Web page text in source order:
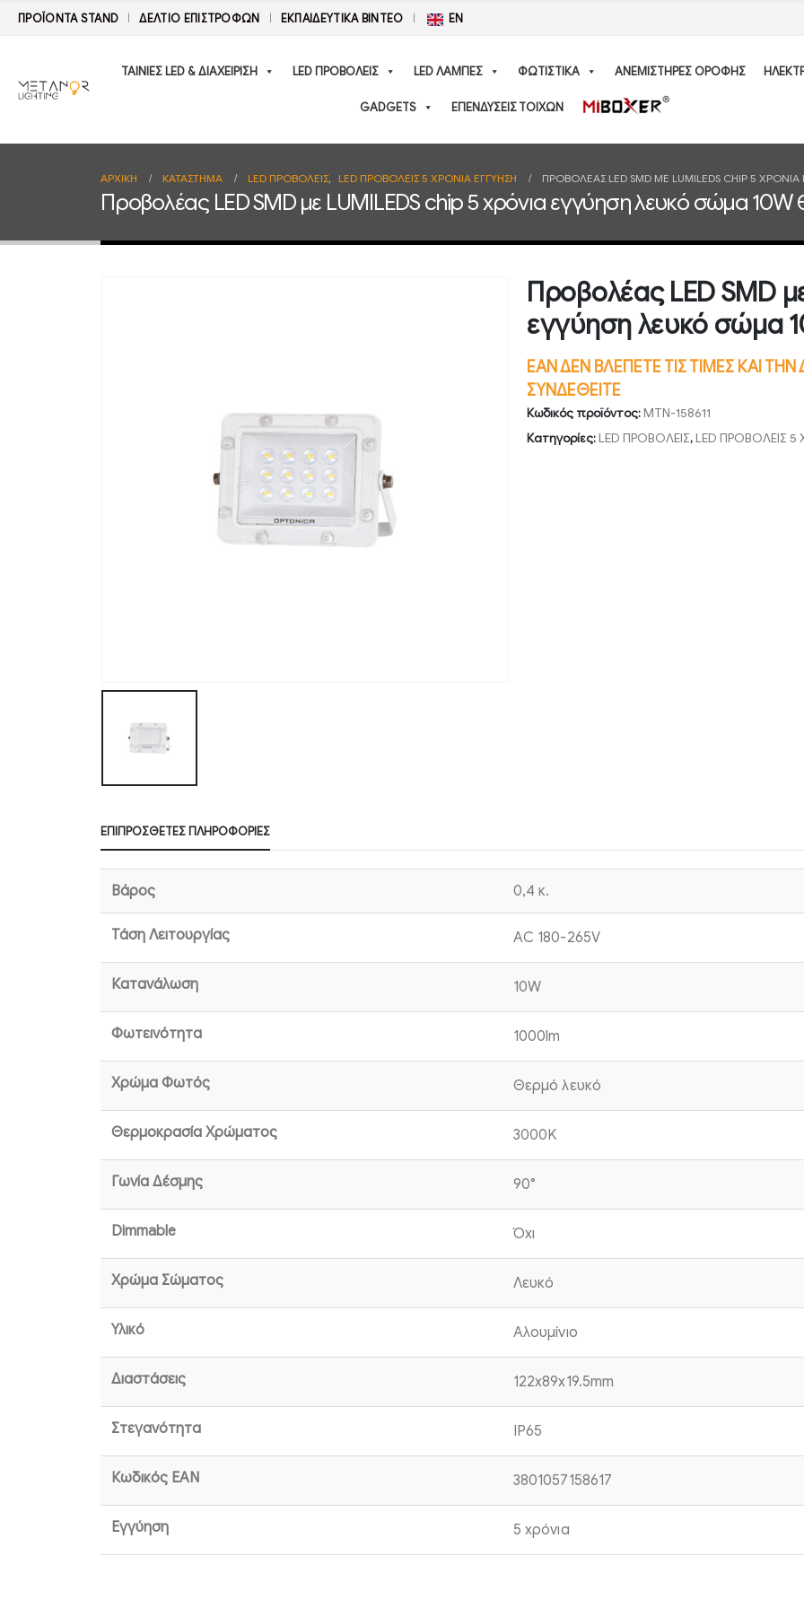
ΠΡΟΪΟΝΤΑ STAND ΔΕΛΤΊΟ ΕΠΙΣΤΡΟΦΏΝ ΕΚΠΑΙΔΕΥΤΙΚΑ ΒΙΝΤΕΟ EN
ΤΑΙΝΙΕΣ LED & ΔΙΑΧΕΙΡΙΣΗ LED ΠΡΟΒΟΛΕΙΣ LED ΛΑΜΠΕΣ ΦΩΤΙΣΤΙΚΑ ΑΝΕΜΙΣΤΗΡΕΣ ΟΡΟΦΗΣ
GADGETS ΕΠΕΝΔΥΣΕΙΣ ΤΟΙΧΩΝ
ΑΡΧΙΚΉ ΚΑΤΆΣΤΗΜΑ LED ΠΡΟΒΟΛΕΙΣ, LED ΠΡΟΒΟΛΕΙΣ 5 ΧΡΟΝΙΑ ΕΓΓΥΗΣΗ ΠΡΟΒΟΛΈΑΣ LED SMD ΜΕ LUMILEDS CHIP 5
Προβολέας LED SMD με LUMILEDS chip 5 χρόνια εγγύηση λευκό σώμα
Προβολέας LED SMD
εγγύηση λευκό σώμα
ΕΑΝ ΔΕΝ ΒΛΕΠΕΤΕ ΤΙΣ ΤΙΜΕΣ ΚΑΙ
ΣΥΝΔΕΘΕΙΤΕ
Κωδικός προϊόντος:MTN-158611
Κατηγορίες:LED ΠΡΟΒΟΛΕΙΣ,LED ΠΡΟΒΟΛΕΙΣ 5
ΕΠΙΠΡΌΣΘΕΤΕΣ ΠΛΗΡΟΦΟΡΊΕΣ
Βάρος 0,4 κ.
Τάση Λειτουργίας AC 180-265V
Κατανάλωση 10W
Φωτεινότητα 1000lm
Χρώμα Φωτός Θερμό λευκό
Θερμοκρασία Χρώματος 3000K
Γωνία Δέσμης 90°
Dimmable Όχι
Χρώμα Σώματος Λευκό
Υλικό Αλουμίνιο
Διαστάσεις 122x89x19.5mm
Στεγανότητα IP65
Κωδικός EAN 3801057158617
Εγγύηση 5 χρόνια